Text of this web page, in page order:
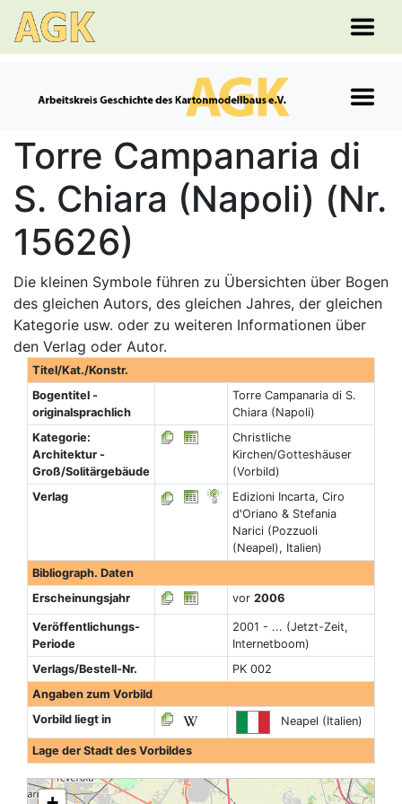
Torre Campanaria di
S. Chiara (Napoli) (Nr.
15626)
Die kleinen Symbole führen zu Übersichten über Bogen
des gleichen Autors, des gleichen Jahres, der gleichen
Kategorie usw. oder zu weiteren Informationen über
den Verlag oder Autor.
Titel/Kat./Konstr.
Bogentitel -
originalsprachlich
Torre Campanaria di S.
Chiara (Napoli)
Kategorie:
Architektur -
Groß/Solitärgebäude
Christliche
Kirchen/Gotteshäuser
(Vorbild)
Verlag
Edizioni Incarta, Ciro
d'Oriano & Stefania
Narici (Pozzuoli
(Neapel), Italien)
Bibliograph. Daten
Erscheinungsjahr
vor 2006
Veröffentlichungs-
Periode
2001 - ... (Jetzt-Zeit,
Internetboom)
Verlags/Bestell-Nr.
PK 002
Angaben zum Vorbild
Vorbild liegt in
Neapel (Italien)
Lage der Stadt des Vorbildes